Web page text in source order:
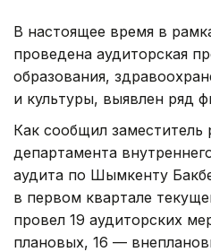
В настоящее время в
проведена аудиторская
образования,
и культуры, выявлен ряд
Как сообщил заместитель
департамента
аудита по Шымкенту
в первом квартале
провел 19 аудиторских
плановых, 16 —